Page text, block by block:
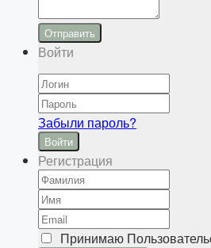
Отправить
Войти
Забыли пароль?
Войти
Регистрация
Принимаю